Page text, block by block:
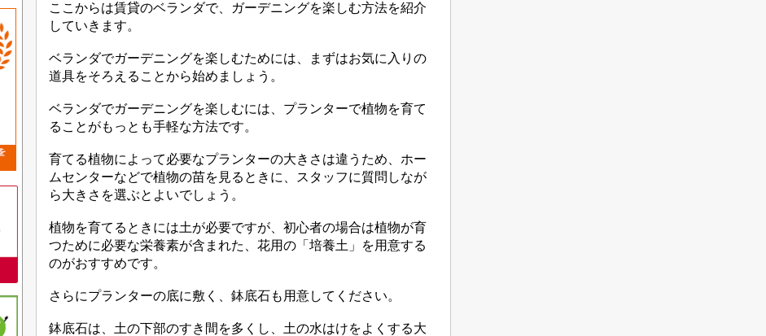
ここからは賃貸のベランダで、ガーデニングを楽しむ方法を紹介
していきます。
ベランダでガーデニングを楽しむためには、まずはお気に入りの
道具をそろえることから始めましょう。
ベランダでガーデニングを楽しむには、プランターで植物を育て
ることがもっとも手軽な方法です。
育てる植物によって必要なプランターの大きさは違うため、ホー
ムセンターなどで植物の苗を見るときに、スタッフに質問しなが
ら大きさを選ぶとよいでしょう。
植物を育てるときには土が必要ですが、初心者の場合は植物が育
つために必要な栄養素が含まれた、花用の「培養土」を用意する
のがおすすめです。
さらにプランターの底に敷く、鉢底石も用意してください。
鉢底石は、土の下部のすき間を多くし、土の水はけをよくする大